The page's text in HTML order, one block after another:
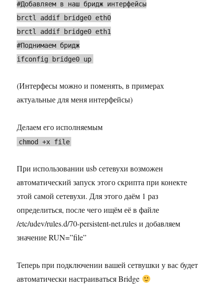
#Добавляем в наш бридж интерфейсы
brctl addif bridge0 eth0
brctl addif bridge0 eth1
#Поднимаем бридж
ifconfig bridge0 up
(Интерфесы можно и поменять, в примерах
актуальные для меня интерфейсы)
Делаем его исполняемым
chmod +x file
При использовании usb сетевухи возможен
автоматический запуск этого скрипта при конекте
этой самой сетевухи. Для этого даём 1 раз
определиться, после чего ищём её в файле
/etc/udev/rules.d/70-persistent-net.rules и добавляем
значение RUN=”file”
Теперь при подключении вашей сетвушки у вас будет
автоматически настраиваться Bridge